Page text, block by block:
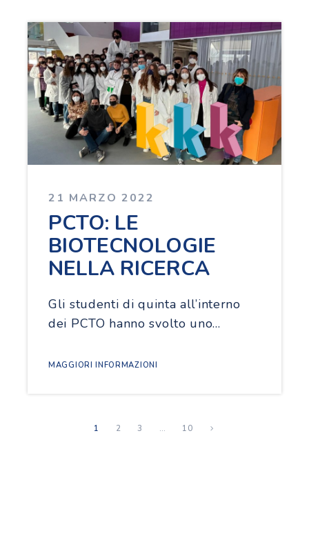
21 MARZO 2022
PCTO: LE
BIOTECNOLOGIE
NELLA RICERCA
Gli studenti di quinta all’interno
dei PCTO hanno svolto uno…
MAGGIORI INFORMAZIONI
1 2 3 … 10